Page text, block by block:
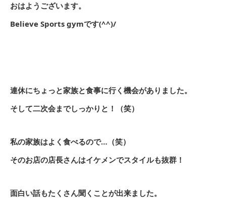
おはようございます。
Believe Sports gymです(^^)/
連休にちょっと家族と食事に行く機会がありました。
そして二次会までしっかりと！（笑）
私の家族はよく食べるので…（笑）
そのお店の店長さんはイケメンでスタイルも抜群！
面白い話もたくさん聞くことが出来ました。